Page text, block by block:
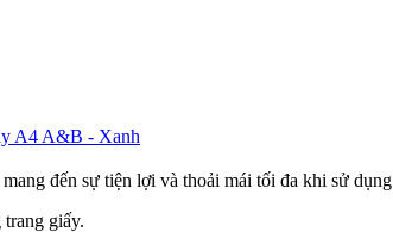
A4 A&B - Xanh
đến sự tiện lợi và thoải mái tối đa khi sử dụng
giấy.